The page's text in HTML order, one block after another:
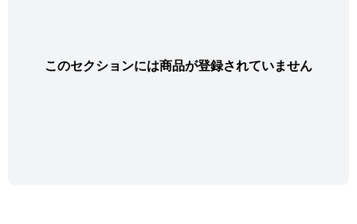
このセクションには商品が登録されていません